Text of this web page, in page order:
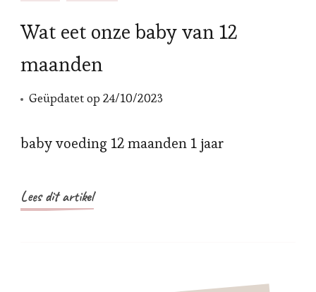
Wat eet onze baby van 12
maanden
Geüpdatet op 24/10/2023
baby voeding 12 maanden 1 jaar
Lees dit artikel